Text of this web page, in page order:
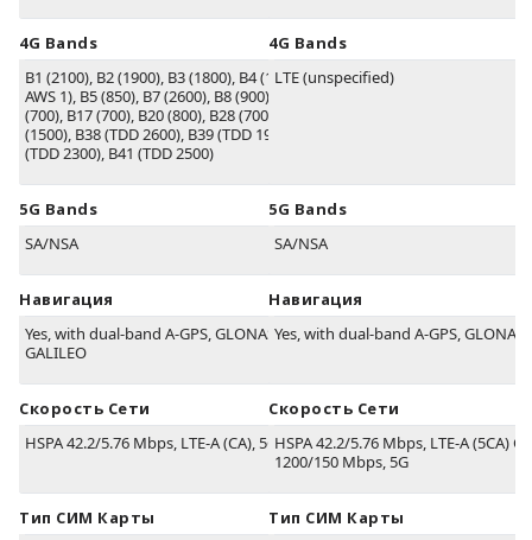
4G Bands
B1 (2100), B2(1900), B3(1800), B4(1700/2100
AWS 1), B5(850), B7(2600), B8(900)
(700), B17(700), B20(800), B28(700)
(1500), B38(TDD 2600), B39(TDD 1900)
(TDD 2300), B41 (TDD 2500)
5G Bands
SA/NSA
Навигация
Yes, with dual-band A-GPS, GLONASS, BDS,
GALILEO
Скорость Сети
HSPA 42.2/5.76 Mbps, LTE-A (CA), 5G
Тип СИМ Карты
4G Bands
LTE (unspecified)
5G Bands
SA/NSA
Навигация
Yes, with dual-band A-GPS,
Скорость Сети
HSPA 42.2/5.76 Mbps, LTE-A (5CA)
1200/150 Mbps, 5G
Тип СИМ Карты